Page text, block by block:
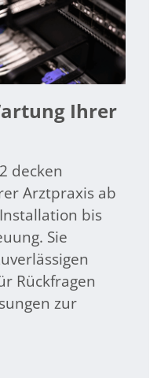
Ihrer
decken
Arztpraxis ab
bis
Sie
Rückfragen
zur